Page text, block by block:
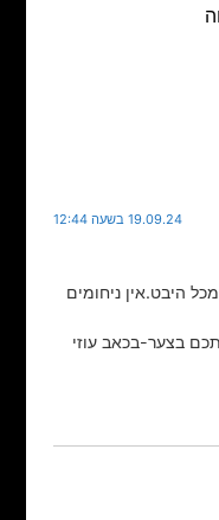
19.09.24 בשעה 12:44
היבט.אין ניחומים
בצער-בכאב עוזי